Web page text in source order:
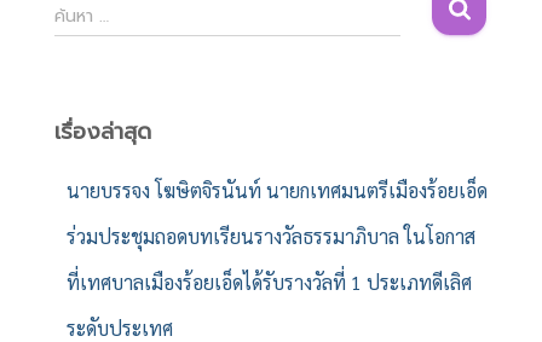
ค้
น
สำ
ค้นหา …
เรื่องล่าสุด
นายบรรจง โฆษิตจิรนันท์ นายกเทศมนตรีเมืองร้อยเอ็ด
ร่วมประชุมถอดบทเรียนรางวัลธรรมาภิบาล ในโอกาส
ที่เทศบาลเมืองร้อยเอ็ดได้รับรางวัลที่ 1 ประเภทดีเลิศ
ระดับประเทศ